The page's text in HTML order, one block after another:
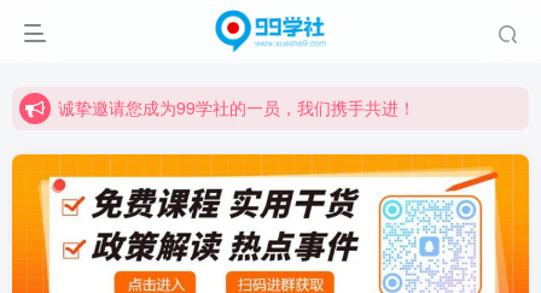
诚挚邀请您成为99学社的一员，我们携手共进！
诚挚邀请您成为99学社的一员，我们携手共进！
学习路上不孤独，99学社与你同行！分享全网优质VIP资源，炒股教程、创业教程、网络营销教程、自媒体短视频教程等，长期更新各大精品创业项目！